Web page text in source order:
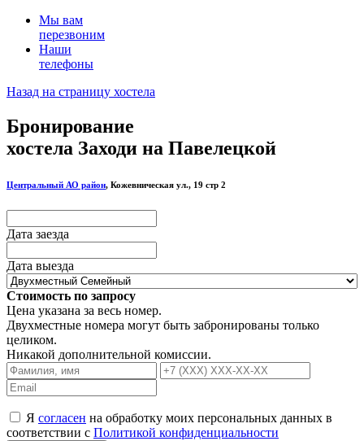
Мы вам
перезвоним
Наши
телефоны
Назад на страницу хостела
Бронирование
хостела Заходи на Павелецкой
Центральный АО район, Кожевническая ул., 19 стр 2
Дата заезда
Дата выезда
Стоимость по запросу
Цена указана за весь номер.
Двухместные номера могут быть забронированы только
целиком.
Никакой дополнительной комиссии.
Я согласен на обработку моих персональных данных в
соответствии с Политикой конфиденциальности